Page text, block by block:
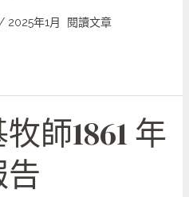
2025年1月 閱讀文章
師1861 年